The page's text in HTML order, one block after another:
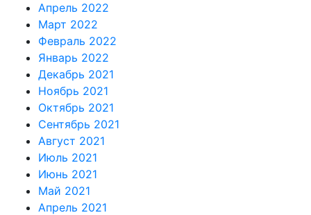
Апрель 2022
Март 2022
Февраль 2022
Январь 2022
Декабрь 2021
Ноябрь 2021
Октябрь 2021
Сентябрь 2021
Август 2021
Июль 2021
Июнь 2021
Май 2021
Апрель 2021